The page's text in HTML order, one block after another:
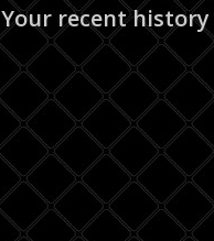
Your recent history